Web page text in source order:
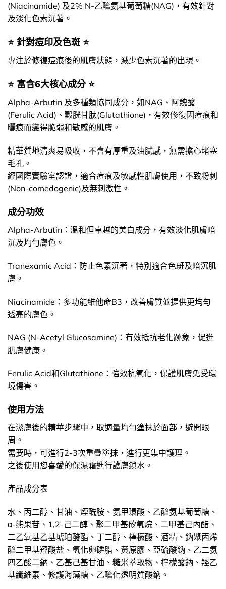
(Niacinamide) 及2% N-乙醯氨基葡萄糖(NAG)，有效針對
及淡化色素沉著。
⭐ 針對痘印及色斑 ⭐
專注於修復痘痕後的肌膚狀態，減少色素沉著的出現。
⭐ 富含6大核心成分 ⭐
Alpha-Arbutin 及多種類協同成分，如NAG、阿魏酸
(Ferulic Acid)、穀胱甘肽(Glutathione)，有效修復因痘痕和
曬痕而變得脆弱和敏感的肌膚。
精華質地清爽易吸收，不會有厚重及油膩感，無需擔心堵塞
毛孔。
經國際實驗室認證，適合痘痕及敏感性肌膚使用，不致粉刺
(Non-comedogenic)及無刺激性。
成分功效
Alpha-Arbutin：溫和但卓越的美白成分，有效淡化肌膚暗
沉及均勻膚色。
Tranexamic Acid：防止色素沉著，特別適合色斑及暗沉肌
膚。
Niacinamide：多功能維他命B3，改善膚質並提供更均勻
透亮的膚色。
NAG (N-Acetyl Glucosamine)：有效抵抗老化跡象，促進
肌膚健康。
Ferulic Acid和Glutathione：強效抗氧化，保護肌膚免受環
境傷害。
使用方法
在潔膚後的精華步驟中，取適量均勻塗抹於面部，避開眼
周。
需要時，可進行2-3次重疊塗抹，進行更集中護理。
之後使用您喜愛的保濕霜進行護膚鎖水。
產品成分表
水、丙二醇、甘油、煙酰胺、氨甲環酸、乙醯氨基葡萄糖、
α-熊果苷、1,2-己二醇、聚二甲基矽氧烷、二甲基己內酯、
二乙氧基乙基琥珀酸酯、丁二醇、檸檬酸、酒精、鈉聚丙烯
醯二甲基羥酸盐、氫化卵磷脂、黃原膠、亞硫酸鈉、乙二氨
四乙酸二鈉、乙基己基甘油、糙米萃取物、檸檬酸鈉、羥乙
基纖維素、修護海藻糖、乙醯化透明質酸鈉。